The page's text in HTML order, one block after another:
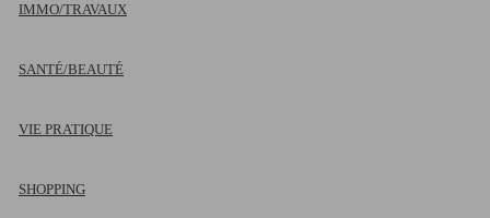
IMMO/TRAVAUX
SANTÉ/BEAUTÉ
VIE PRATIQUE
SHOPPING